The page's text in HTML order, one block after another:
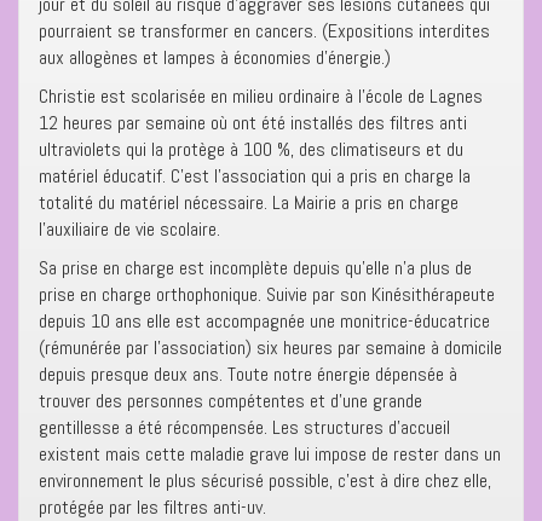
pourraient se transformer en cancers. (Expositions interdites
aux allogènes et lampes à économies d’énergie.)
Christie est scolarisée en milieu ordinaire à l’école de Lagnes
12 heures par semaine où ont été installés des filtres anti
ultraviolets qui la protège à 100 %, des climatiseurs et du
matériel éducatif. C’est l’association qui a pris en charge la
totalité du matériel nécessaire. La Mairie a pris en charge
l’auxiliaire de vie scolaire.
Sa prise en charge est incomplète depuis qu’elle n’a plus de
prise en charge orthophonique. Suivie par son Kinésithérapeute
depuis 10 ans elle est accompagnée une monitrice-éducatrice
(rémunérée par l’association) six heures par semaine à domicile
depuis presque deux ans. Toute notre énergie dépensée à
trouver des personnes compétentes et d’une grande
gentillesse a été récompensée. Les structures d’accueil
existent mais cette maladie grave lui impose de rester dans un
environnement le plus sécurisé possible, c’est à dire chez elle,
protégée par les filtres anti-uv.